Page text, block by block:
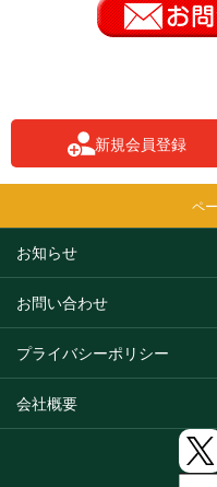
新規会員登録
ペ
お知らせ
お問い合わせ
プライバシーポリシー
会社概要